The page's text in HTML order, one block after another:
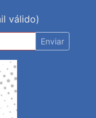
válido)
Enviar